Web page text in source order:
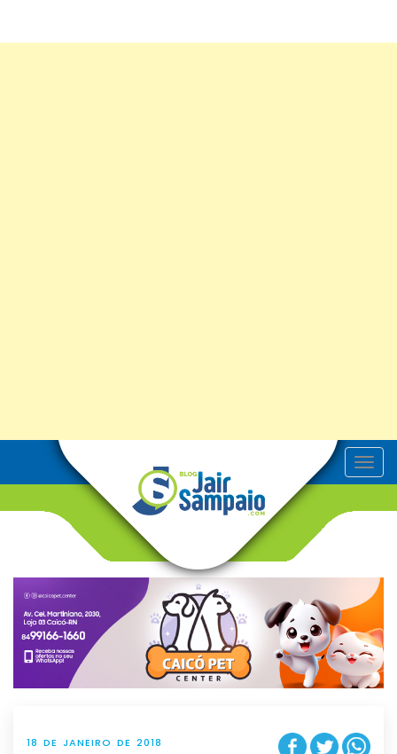
T
o
v
g
t
i
o
n
18 DE JANEIRO DE 2018